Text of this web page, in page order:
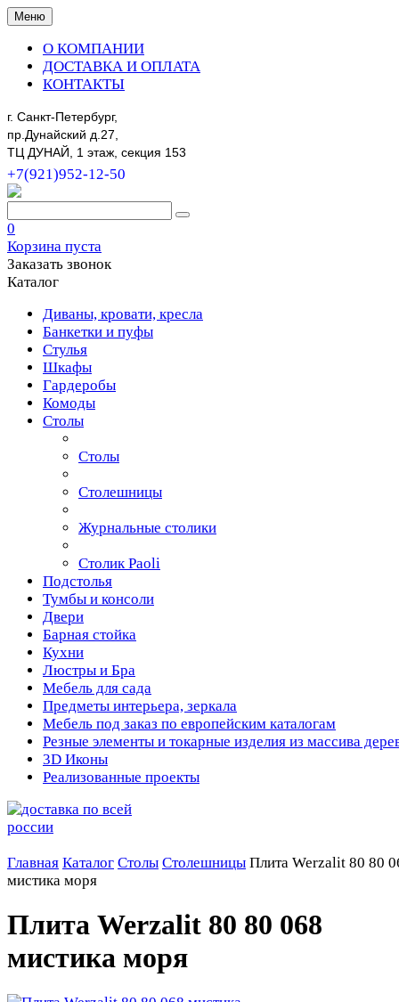
Меню
О КОМПАНИИ
ДОСТАВКА И ОПЛАТА
КОНТАКТЫ
г. Санкт-Петербург,
пр.Дунайский д.27,
ТЦ ДУНАЙ, 1 этаж, секция 153
+7(921)952-12-50
0
Корзина пуста
Заказать звонок
Каталог
Диваны, кровати, кресла
Банкетки и пуфы
Стулья
Шкафы
Гардеробы
Комоды
Столы
Столы
Столешницы
Журнальные столики
Столик Paoli
Подстолья
Тумбы и консоли
Двери
Барная стойка
Кухни
Люстры и Бра
Мебель для сада
Предметы интерьера, зеркала
Мебель под заказ по европейским каталогам
Резные элементы и токарные изделия из массива
3D Иконы
Реализованные проекты
Главная Каталог Столы Столешницы Плита Werzalit 80 80
мистика моря
Плита Werzalit 80 80 068
мистика моря